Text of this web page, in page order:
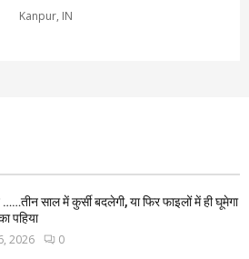
Kanpur, IN
साल में कुर्सी बदलेगी, या फिर फाइलों में ही घूमेगा
पहिया
2026 0